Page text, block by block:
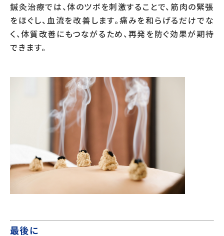
鍼灸治療では、体のツボを刺激することで、筋肉の緊張
をほぐし、血流を改善します。痛みを和らげるだけでな
く、体質改善にもつながるため、再発を防ぐ効果が期待
できます。
最後に